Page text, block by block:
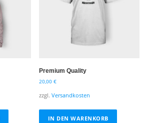
Premium Quality
20,00€
zzgl.Versandkosten
IN DEN WARENKORB